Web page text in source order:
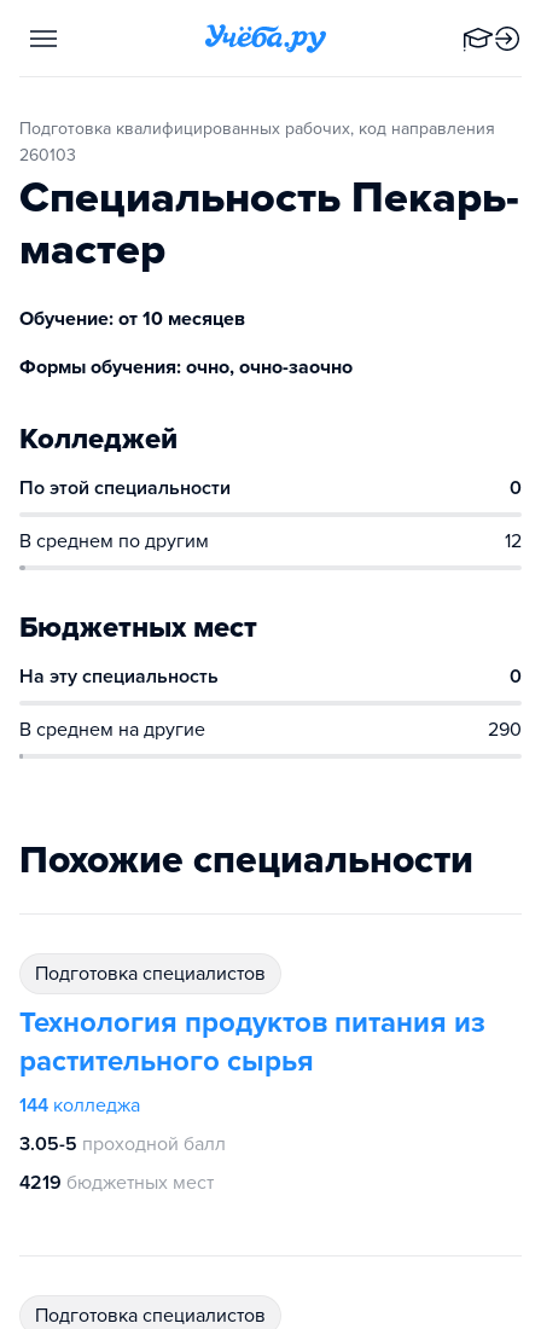
Подготовка квалифицированных рабочих, код направления
260103
Специальность Пекарь-
мастер
Обучение: от 10 месяцев
Формы обучения: очно, очно-заочно
Колледжей
По этой специальности 0
В среднем по другим 12
Бюджетных мест
На эту специальность 0
В среднем на другие 290
Похожие специальности
подготовка специалистов
Технология продуктов питания из
растительного сырья
144 колледжа
3.05-5 проходной балл
4219 бюджетных мест
подготовка специалистов